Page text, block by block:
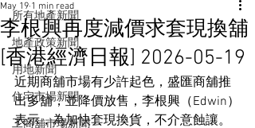
所有地產新聞
地產政策新聞
用地新聞
住宅市場新聞
工商舖市場新聞
李根興再度減價求套現換舖
[香港經濟日報] 2026-05-19
May 19 1 min read
近期商舖市場有少許起色，盛匯商舖推
出多舖，並降價放售，李根興（Edwin）
表示，為加快套現換貨，不介意蝕讓。